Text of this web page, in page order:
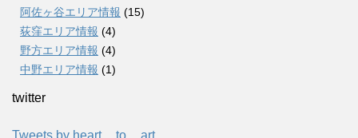
阿佐ヶ谷エリア情報 (15)
荻窪エリア情報 (4)
野方エリア情報 (4)
中野エリア情報 (1)
twitter
Tweets by heart__to__art